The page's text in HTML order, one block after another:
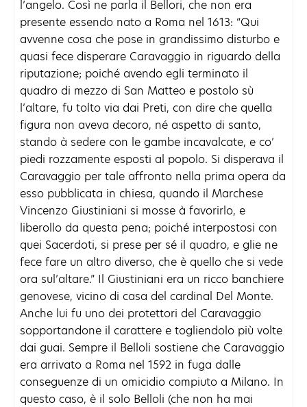
l’angelo. Così ne parla il Bellori, che non era
presente essendo nato a Roma nel 1613: “Qui
avvenne cosa che pose in grandissimo disturbo e
quasi fece disperare Caravaggio in riguardo della
riputazione; poiché avendo egli terminato il
quadro di mezzo di San Matteo e postolo sù
l’altare, fu tolto via dai Preti, con dire che quella
figura non aveva decoro, né aspetto di santo,
stando à sedere con le gambe incavalcate, e co’
piedi rozzamente esposti al popolo. Si disperava il
Caravaggio per tale affronto nella prima opera da
esso pubblicata in chiesa, quando il Marchese
Vincenzo Giustiniani si mosse à favorirlo, e
liberollo da questa pena; poiché interpostosi con
quei Sacerdoti, si prese per sé il quadro, e glie ne
fece fare un altro diverso, che è quello che si vede
ora sul’altare.” Il Giustiniani era un ricco banchiere
genovese, vicino di casa del cardinal Del Monte.
Anche lui fu uno dei protettori del Caravaggio
sopportandone il carattere e togliendolo più volte
dai guai. Sempre il Belloli sostiene che Caravaggio
era arrivato a Roma nel 1592 in fuga dalle
conseguenze di un omicidio compiuto a Milano. In
questo caso, è il solo Belloli (che non ha mai